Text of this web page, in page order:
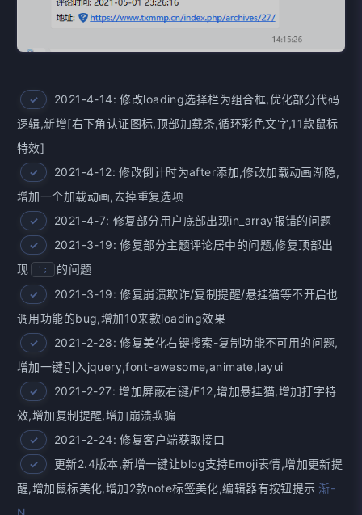
2021-4-14: 修改loading选择栏为组合框,优化部分代码
逻辑,新增[右下角认证图标,顶部加载条,循环彩色文字,11款鼠标
特效]
2021-4-12: 修改倒计时为after添加,修改加载动画渐隐,
增加一个加载动画,去掉重复选项
2021-4-7: 修复部分用户底部出现in_array报错的问题
2021-3-19: 修复部分主题评论居中的问题,修复顶部出
现
';
的问题
2021-3-19: 修复崩溃欺诈/复制提醒/悬挂猫等不开启也
调用功能的bug,增加10来款loading效果
2021-2-28: 修复美化右键搜索-复制功能不可用的问题,
增加一键引入jquery,font-awesome,animate,layui
2021-2-27: 增加屏蔽右键/F12,增加悬挂猫,增加打字特
效,增加复制提醒,增加崩溃欺骗
2021-2-24: 修复客户端获取接口
更新2.4版本,新增一键让blog支持Emoji表情,增加更新提
醒,增加鼠标美化,增加2款note标签美化,编辑器有按钮提示 渐-
N